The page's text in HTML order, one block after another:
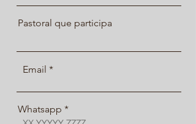
Pastoral que participa
Email
Whatsapp